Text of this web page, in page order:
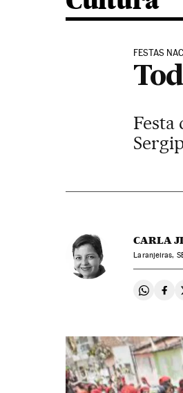
FESTAS
Festa
CARLA
Laranjeiras,